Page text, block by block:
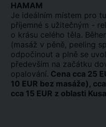
HAMAM
Je ideálním místem pro
příjemné s užitečným -
o krásu celého těla.
(masáž v pěně, peeling
odpočinout a plně se
především na začátku
opalování. Cena cca 25
10 EUR bez masáže),
cca 15 EUR z oblasti